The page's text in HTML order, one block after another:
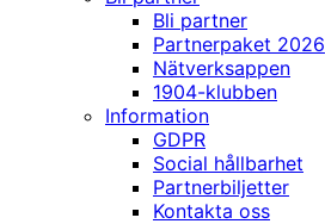
Bli partner
Partnerpaket 2026
Nätverksappen
1904-klubben
Information
GDPR
Social hållbarhet
Partnerbiljetter
Kontakta oss